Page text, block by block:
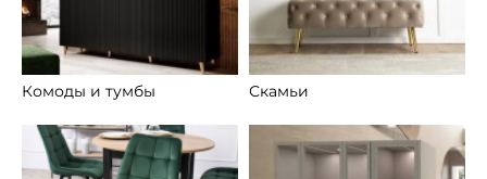
Комоды и тумбы Скамьи